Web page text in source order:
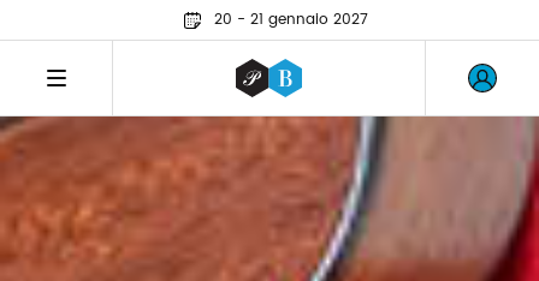
20 - 21 gennaio 2027